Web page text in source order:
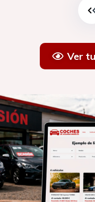
Ver